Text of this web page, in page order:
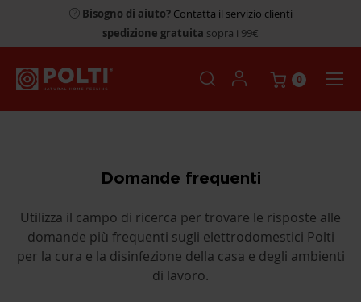
Bisogno di aiuto? Contatta il servizio clienti
spedizione gratuita sopra i 99€
0
Domande frequenti
Utilizza il campo di ricerca per trovare le risposte alle
domande più frequenti sugli elettrodomestici Polti
per la cura e la disinfezione della casa e degli ambienti
di lavoro.